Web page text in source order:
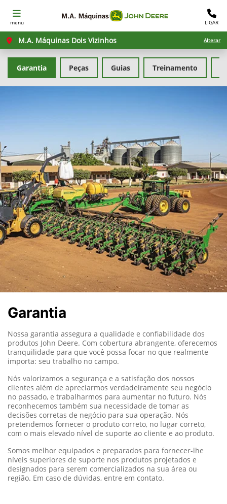
menu LIGAR
M.A. Máquinas Dois Vizinhos Alterar
Peças
Garantia Guias Treinamento
Garantia
Nossa garantia assegura a qualidade e confiabilidade dos
produtos John Deere. Com cobertura abrangente, oferecemos
tranquilidade para que você possa focar no que realmente
importa: seu trabalho no campo.
Nós valorizamos a segurança e a satisfação dos nossos
clientes além de apreciarmos verdadeiramente seu negócio
no passado, e trabalharmos para aumentar no futuro. Nós
reconhecemos também sua necessidade de tomar as
decisões corretas de negócio para sua operação. Nós
pretendemos fornecer o produto correto, no lugar correto,
com o mais elevado nível de suporte ao cliente e ao produto.
Somos melhor equipados e preparados para fornecer-lhe
níveis superiores de suporte nos produtos projetados e
designados para serem comercializados na sua área ou
região. Em caso de dúvidas, entre em contato.